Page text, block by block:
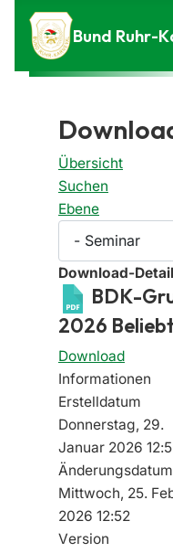
Zum Inhalt springen
Bund Ruhr-
Übersicht
Suchen
Ebene
Download-
BDK-
2026
Download
Informationen
Erstelldatum
Donnerstag, 29.
Januar 2026
Änderungsdatum
Mittwoch, 25.
2026 12:52
Version